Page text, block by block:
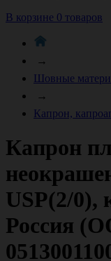
В корзине 0 товаров
→
Шовные
→
Капрон,
Капрон
USP(2/0),
Россия